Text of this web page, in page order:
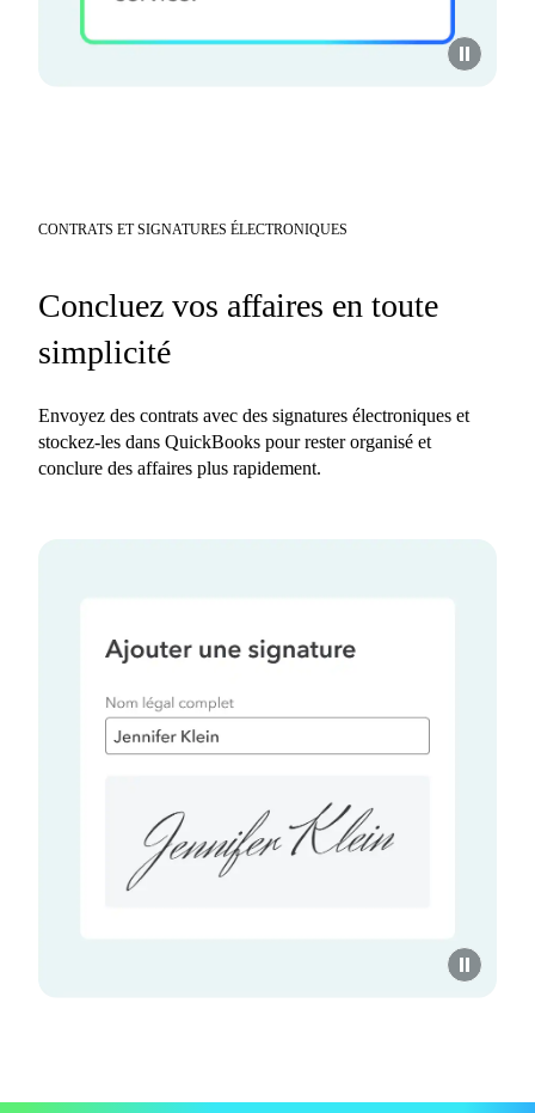
CONTRATS ET SIGNATURES ÉLECTRONIQUES
Concluez vos affaires en toute
simplicité
Envoyez des contrats avec des signatures électroniques et
stockez-les dans QuickBooks pour rester organisé et
conclure des affaires plus rapidement.